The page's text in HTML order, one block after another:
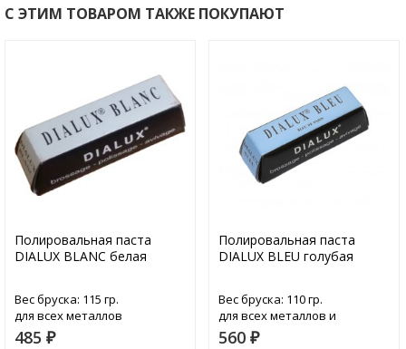
С ЭТИМ ТОВАРОМ ТАКЖЕ ПОКУПАЮТ
Полировальная паста
DIALUX BLANC белая
Вес бруска: 115 гр.
для всех металлов
485 ₽
Полировальная паста
DIALUX BLEU голубая
Вес бруска: 110 гр.
для всех металлов и
пластмасс
560 ₽